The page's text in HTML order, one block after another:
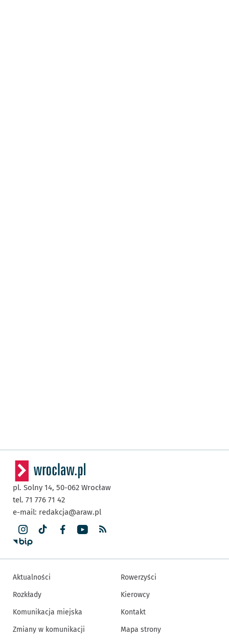
pl. Solny 14, 50-062 Wrocław
tel. 71 776 71 42
e-mail: redakcja@araw.pl
Aktualności
Rozkłady
Komunikacja miejska
Zmiany w komunikacji
Rowerzyści
Kierowcy
Kontakt
Mapa strony